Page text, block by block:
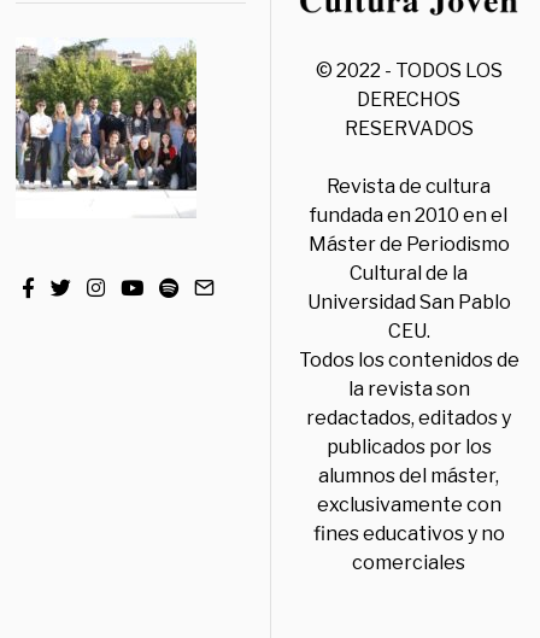
© 2022 - TODOS LOS
DERECHOS
RESERVADOS
Revista de cultura
fundada en 2010 en el
Máster de Periodismo
Cultural de la
Universidad San Pablo
CEU.
Todos los contenidos de
la revista son
redactados, editados y
publicados por los
alumnos del máster,
exclusivamente con
fines educativos y no
comerciales